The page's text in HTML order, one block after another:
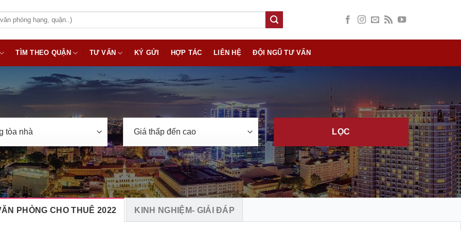
TÌM THEO QUẬN TƯ VẤN KÝ GỬI HỢP TÁC LIÊN HỆ ĐỘI NGŨ TƯ VẤN
LỌC
PHÒNG CHO THUÊ 2022 KINH NGHIỆM- GIẢI ĐÁP